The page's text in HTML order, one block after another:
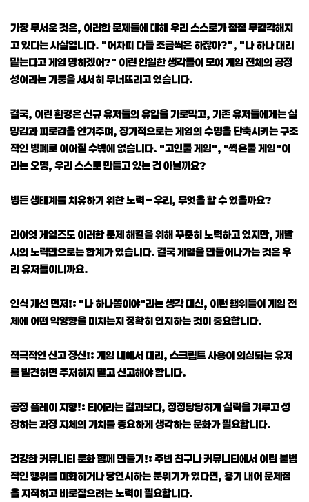
가장 무서운 것은, 이러한 문제들에 대해 우리 스스로가 점점 무감각해지
고 있다는 사실입니다. "어차피 다들 조금씩은 하잖아?", "나 하나 대리
맡는다고 게임 망하겠어?" 이런 안일한 생각들이 모여 게임 전체의 공정
성이라는 기둥을 서서히 무너뜨리고 있습니다.
결국, 이런 환경은 신규 유저들의 유입을 가로막고, 기존 유저들에게는 실
망감과 피로감을 안겨주며, 장기적으로는 게임의 수명을 단축시키는 구조
적인 병폐로 이어질 수밖에 없습니다. "고인물 게임", "썩은물 게임"이
라는 오명, 우리 스스로 만들고 있는 건 아닐까요?
병든 생태계를 치유하기 위한 노력 – 우리, 무엇을 할 수 있을까요?
라이엇 게임즈도 이러한 문제 해결을 위해 꾸준히 노력하고 있지만, 개발
사의 노력만으로는 한계가 있습니다. 결국 게임을 만들어나가는 것은 우
리 유저들이니까요.
인식 개선 먼저!: "나 하나쯤이야"라는 생각 대신, 이런 행위들이 게임 전
체에 어떤 악영향을 미치는지 정확히 인지하는 것이 중요합니다.
적극적인 신고 정신!: 게임 내에서 대리, 스크립트 사용이 의심되는 유저
를 발견하면 주저하지 말고 신고해야 합니다.
공정 플레이 지향!: 티어라는 결과보다, 정정당당하게 실력을 겨루고 성
장하는 과정 자체의 가치를 중요하게 생각하는 문화가 필요합니다.
건강한 커뮤니티 문화 함께 만들기!: 주변 친구나 커뮤니티에서 이런 불법
적인 행위를 미화하거나 당연시하는 분위기가 있다면, 용기 내어 문제점
을 지적하고 바로잡으려는 노력이 필요합니다.